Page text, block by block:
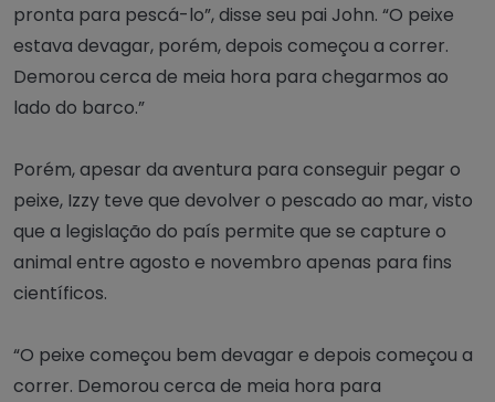
pronta para pescá-lo”, disse seu pai John. “O peixe
estava devagar, porém, depois começou a correr.
Demorou cerca de meia hora para chegarmos ao
lado do barco.”
Porém, apesar da aventura para conseguir pegar o
peixe, Izzy teve que devolver o pescado ao mar, visto
que a legislação do país permite que se capture o
animal entre agosto e novembro apenas para fins
científicos.
“O peixe começou bem devagar e depois começou a
correr. Demorou cerca de meia hora para